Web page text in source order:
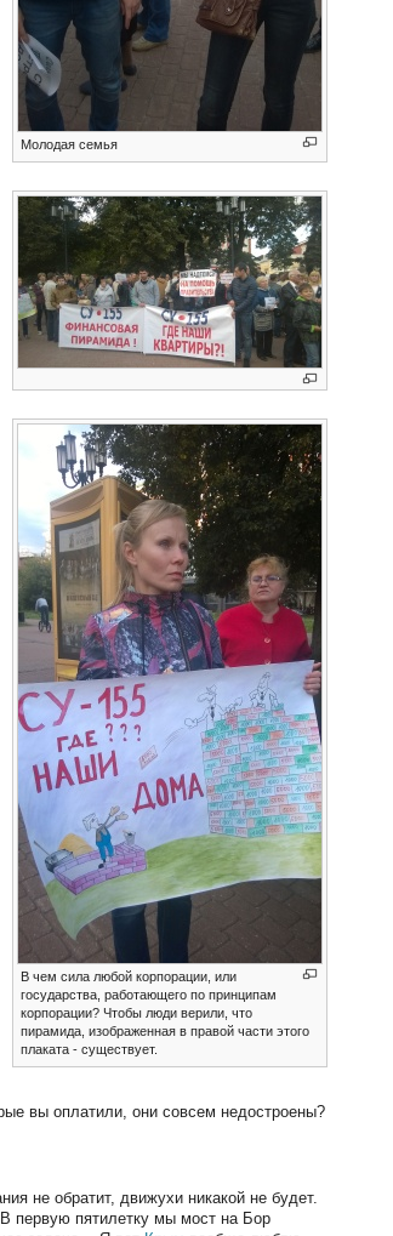
Молодая семья
В чем сила любой корпорации, или
государства, работающего по принципам
корпорации? Чтобы люди верили, что
пирамида, изображенная в правой части этого
плаката - существует.
вы оплатили, они совсем недостроены?
не обратит, движухи никакой не будет.
первую пятилетку мы мост на Бор